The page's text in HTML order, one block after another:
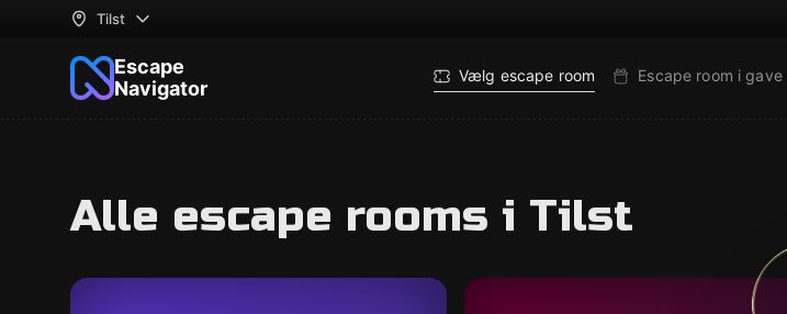
Tilst
Escape
Navigator
Vælg escape room Escape room i gave
Alle escape rooms i Tilst